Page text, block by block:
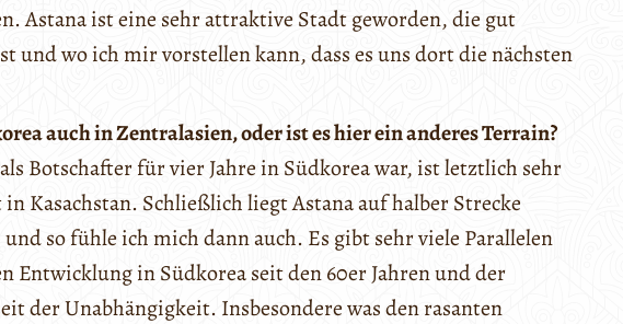
Astana ist eine sehr attraktive Stadt geworden, die gut
und wo ich mir vorstellen kann, dass es uns dort die nächsten
auch in Zentralasien, oder ist es hier ein anderes Terrain?
Botschafter für vier Jahre in Südkorea war, ist letztlich sehr
Kasachstan. Schließlich liegt Astana auf halber Strecke
so fühle ich mich dann auch. Es gibt sehr viele Parallelen
Entwicklung in Südkorea seit den 60er Jahren und der
der Unabhängigkeit. Insbesondere was den rasanten